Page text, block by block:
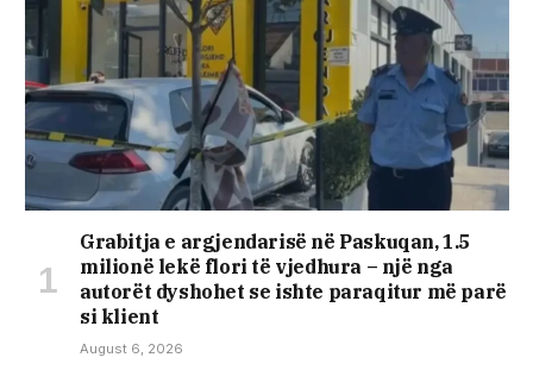
Grabitja e argjendarisë në Paskuqan, 1.5
milionë lekë flori të vjedhura – një nga
autorët dyshohet se ishte paraqitur më parë
si klient
August 6, 2026